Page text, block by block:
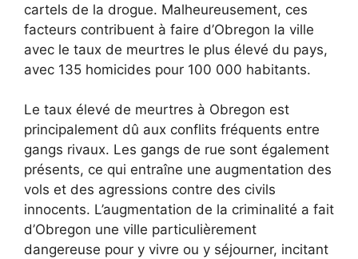
cartels de la drogue. Malheureusement, ces
facteurs contribuent à faire d’Obregon la ville
avec le taux de meurtres le plus élevé du pays,
avec 135 homicides pour 100 000 habitants.
Le taux élevé de meurtres à Obregon est
principalement dû aux conflits fréquents entre
gangs rivaux. Les gangs de rue sont également
présents, ce qui entraîne une augmentation des
vols et des agressions contre des civils
innocents. L’augmentation de la criminalité a fait
d’Obregon une ville particulièrement
dangereuse pour y vivre ou y séjourner, incitant